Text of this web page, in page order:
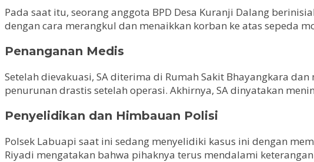
Pada saat itu, seorang anggota BPD Desa Kuranji Dalang
dengan cara merangkul dan menaikkan korban ke atas sepeda
Penanganan Medis
Setelah dievakuasi, SA diterima di Rumah Sakit Bhayangkara
penurunan drastis setelah operasi. Akhirnya, SA dinyatakan
Penyelidikan dan Himbauan Polisi
Polsek Labuapi saat ini sedang menyelidiki kasus ini dengan
Riyadi mengatakan bahwa pihaknya terus mendalami